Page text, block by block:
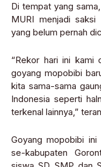
Di tempat yang
MURI menjadi
yang belum pernah
“Rekor hari ini kami
goyang mopobibi
kita sama-sama
Indonesia seperti
terkenal lainnya,”
Goyang mopobibi ini
se-kabupaten